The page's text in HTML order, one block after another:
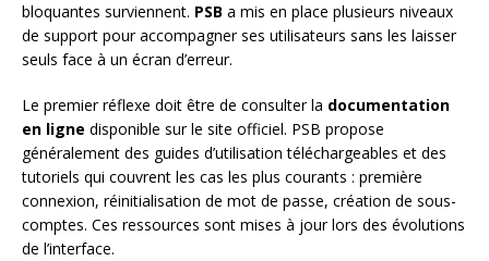
bloquantes surviennent. PSB a mis en place plusieurs niveaux
de support pour accompagner ses utilisateurs sans les laisser
seuls face à un écran d’erreur.
Le premier réflexe doit être de consulter la documentation
en ligne disponible sur le site officiel. PSB propose
généralement des guides d’utilisation téléchargeables et des
tutoriels qui couvrent les cas les plus courants : première
connexion, réinitialisation de mot de passe, création de sous-
comptes. Ces ressources sont mises à jour lors des évolutions
de l’interface.